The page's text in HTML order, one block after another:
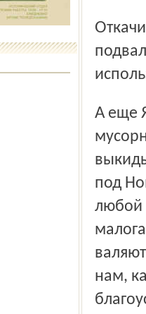
Откачивать нередко приходится и грунтовые воды из
А еще Ярославль завален крупногабаритными
под
любой
нам,